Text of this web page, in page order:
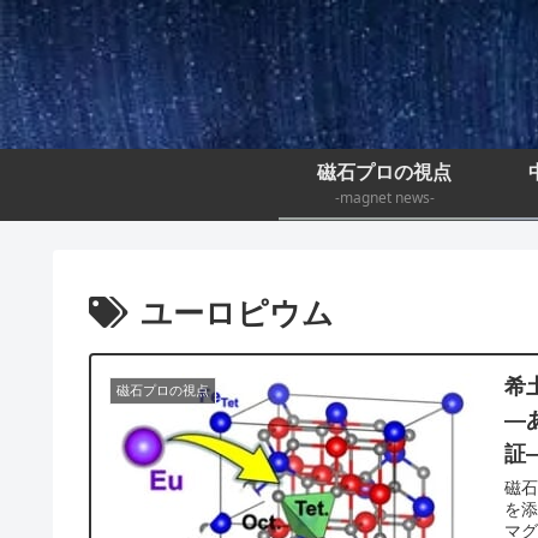
磁石プロの視点
-magnet news-
ユーロピウム
磁石プロの視点
希
―
証
磁
を
マ